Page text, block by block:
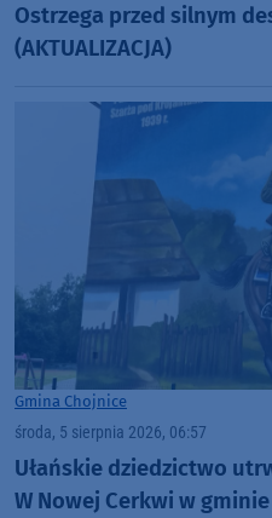
Ostrzega przed silnym
(AKTUALIZACJA)
Gmina Chojnice
środa, 5 sierpnia 2026, 06:57
Ułańskie dziedzictwo
W Nowej Cerkwi w